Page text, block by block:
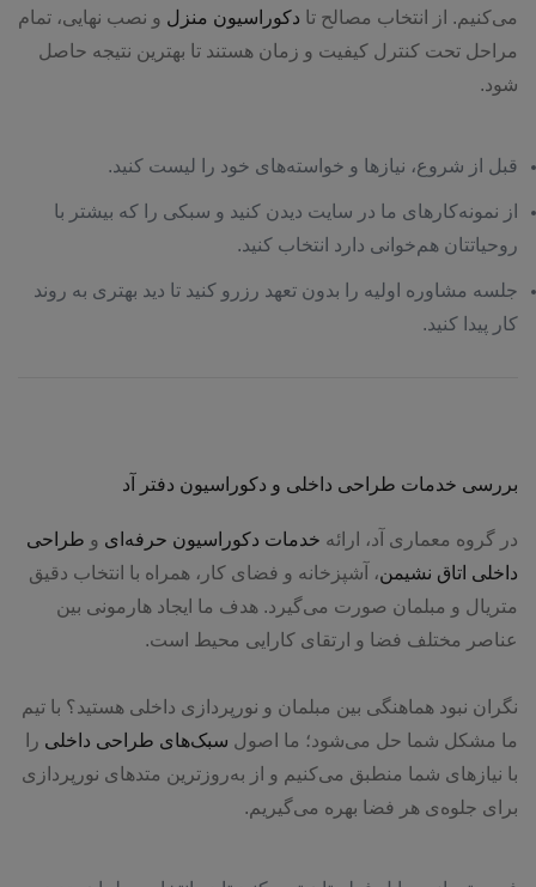
می‌کنیم. از انتخاب مصالح تا دکوراسیون منزل و نصب نهایی، تمام
مراحل تحت کنترل کیفیت و زمان هستند تا بهترین نتیجه حاصل
شود.
قبل از شروع، نیازها و خواسته‌های خود را لیست کنید.
از نمونه‌کارهای ما در سایت دیدن کنید و سبکی را که بیشتر با
روحیاتتان هم‌خوانی دارد انتخاب کنید.
جلسه مشاوره اولیه را بدون تعهد رزرو کنید تا دید بهتری به روند
کار پیدا کنید.
بررسی خدمات طراحی داخلی و دکوراسیون دفتر آد
در گروه معماری آد، ارائه خدمات دکوراسیون حرفه‌ای و طراحی
داخلی اتاق نشیمن، آشپزخانه و فضای کار، همراه با انتخاب دقیق
متریال و مبلمان صورت می‌گیرد. هدف ما ایجاد هارمونی بین
عناصر مختلف فضا و ارتقای کارایی محیط است.
نگران نبود هماهنگی بین مبلمان و نورپردازی داخلی هستید؟ با تیم
ما مشکل شما حل می‌شود؛ ما اصول سبک‌های طراحی داخلی را
با نیازهای شما منطبق می‌کنیم و از به‌روزترین متدهای نورپردازی
برای جلوه‌ی هر فضا بهره می‌گیریم.